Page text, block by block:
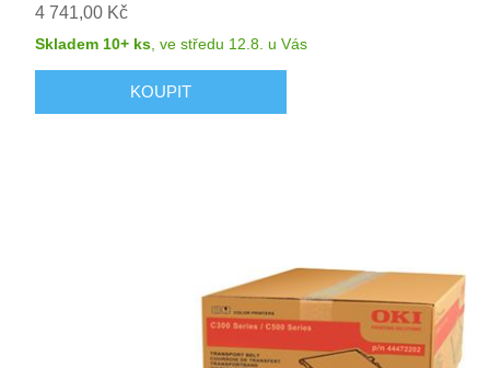
4 741,00 Kč
Skladem 10+ ks ,ve středu 12.8. u Vás